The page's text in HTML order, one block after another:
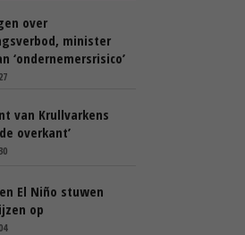
over
minister
‘ondernemersrisico’
van Krullvarkens
overkant’
El Niño stuwen
op